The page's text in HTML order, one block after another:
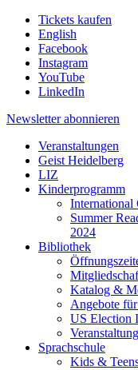
Tickets kaufen
English
Facebook
Instagram
YouTube
LinkedIn
Newsletter abonnieren
Veranstaltungen
Geist Heidelberg
LIZ
Kinderprogramm
International
Summer
2024
Bibliothek
Katalog &
Angebote
US Election
Sprachschule
Kids &